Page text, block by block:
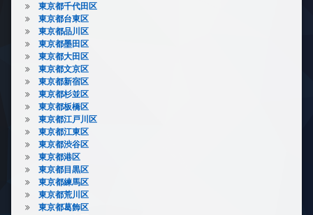
東京都千代田区
東京都台東区
東京都品川区
東京都墨田区
東京都大田区
東京都文京区
東京都新宿区
東京都杉並区
東京都板橋区
東京都江戸川区
東京都江東区
東京都渋谷区
東京都港区
東京都目黒区
東京都練馬区
東京都荒川区
東京都葛飾区